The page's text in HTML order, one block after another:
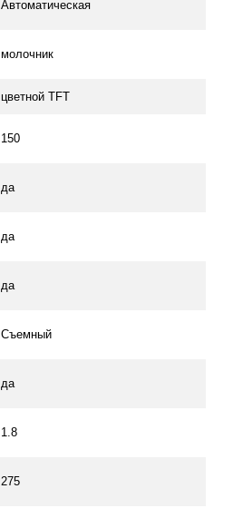
Автоматическая
молочник
цветной TFT
150
да
да
да
Съемный
да
1.8
275